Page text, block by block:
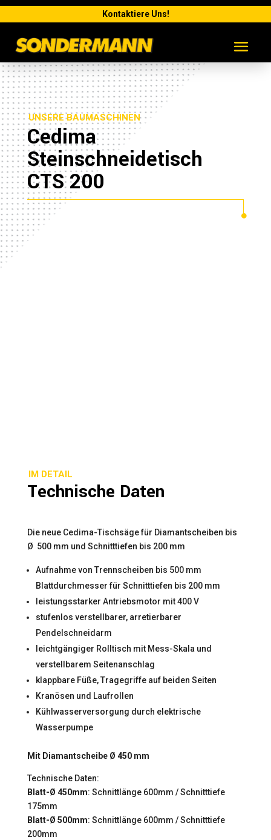
Kontaktiere Uns!
UNSERE BAUMASCHINEN
Cedima
Steinschneidetisch
CTS 200
IM DETAIL
Technische Daten
Die neue Cedima-Tischsäge für Diamantscheiben bis
Ø 500 mm und Schnitttiefen bis 200 mm
Aufnahme von Trennscheiben bis 500 mm
Blattdurchmesser für Schnitttiefen bis 200 mm
leistungsstarker Antriebsmotor mit 400 V
stufenlos verstellbarer, arretierbarer
Pendelschneidarm
leichtgängiger Rolltisch mit Mess-Skala und
verstellbarem Seitenanschlag
klappbare Füße, Tragegriffe auf beiden Seiten
Kranösen und Laufrollen
Kühlwasserversorgung durch elektrische
Wasserpumpe
Mit Diamantscheibe Ø 450 mm
Technische Daten:
Blatt-Ø 450mm: Schnittlänge 600mm / Schnitttiefe
175mm
Blatt-Ø 500mm: Schnittlänge 600mm / Schnitttiefe
200mm